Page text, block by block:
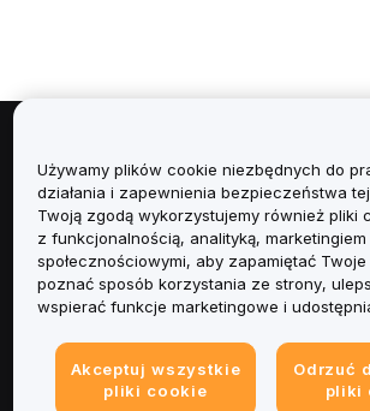
Informacje
Usługi
Obsługa Klienta
Informacje prawne
Używamy plików cookie niezbędnych do
działania i zapewnienia bezpieczeństwa
Twoją zgodą wykorzystujemy również pliki
z funkcjonalnością, analityką, marketingiem
społecznościowymi, aby zapamiętać
poznać sposób korzystania ze strony,
wspierać funkcje marketingowe i
Akceptuj wszystkie
pliki cookie
Odrzuć
pliki